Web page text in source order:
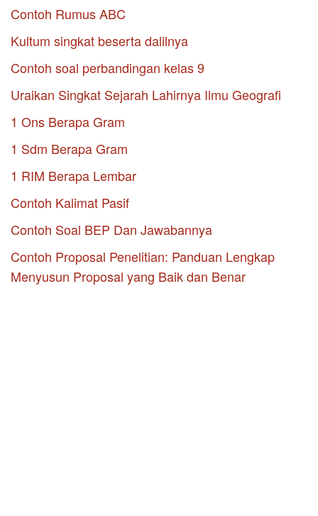
Contoh Rumus ABC
Kultum singkat beserta dalilnya
Contoh soal perbandingan kelas 9
Uraikan Singkat Sejarah Lahirnya Ilmu Geografi
1 Ons Berapa Gram
1 Sdm Berapa Gram
1 RIM Berapa Lembar
Contoh Kalimat Pasif
Contoh Soal BEP Dan Jawabannya
Contoh Proposal Penelitian: Panduan Lengkap
Menyusun Proposal yang Baik dan Benar